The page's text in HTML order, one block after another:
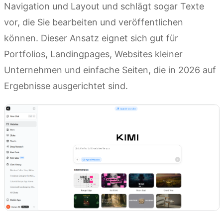
Navigation und Layout und schlägt sogar Texte
vor, die Sie bearbeiten und veröffentlichen
können. Dieser Ansatz eignet sich gut für
Portfolios, Landingpages, Websites kleiner
Unternehmen und einfache Seiten, die in 2026 auf
Ergebnisse ausgerichtet sind.